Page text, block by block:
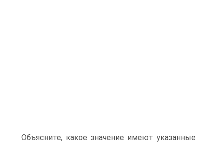
Объясните, какое значение имеют указанные